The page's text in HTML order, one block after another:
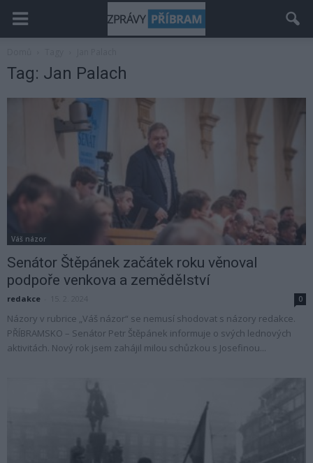
Tag: Jan Palach
Váš názor
Senátor Štěpánek začátek roku věnoval
podpoře venkova a zemědělství
redakce 0
Názory v rubrice „Váš názor“ se nemusí shodovat s názory redakce.
PŘÍBRAMSKO – Senátor Petr Štěpánek informuje o svých lednových
aktivitách. Nový rok jsem zahájil milou schůzkou s Josefinou...